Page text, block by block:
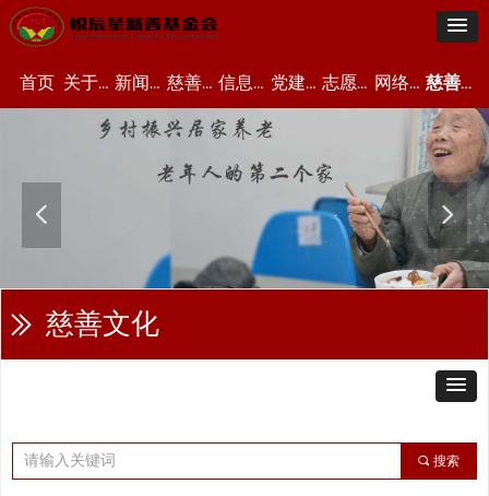
넳 넲
首页 关于我们 新闻资讯 慈善项目 信息公开 党建资讯 志愿者中心 网络众筹 慈善文化
끠 搜索
ꅀ 慈善文化